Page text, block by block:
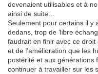
devenaient utilisables et à
ainsi de suite...
Seulement pour certains il y
dedans, trop de 'libre
faudrait en finir avec ce
et de l'amélioration que les
postérité et aux générations
continuer à travailler sur les